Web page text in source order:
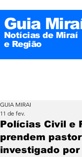
Guia
Notícias de Miraí
e Região
Polícias Civil e
prendem
investigado
GUIA MIRAI
11 de fev.